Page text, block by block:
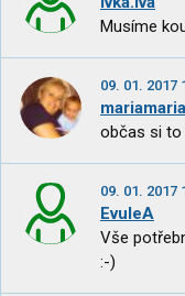
Musíme
09. 01. 2017
mariamaria
občas si to
09. 01. 2017
EvuleA
Vše
:-)